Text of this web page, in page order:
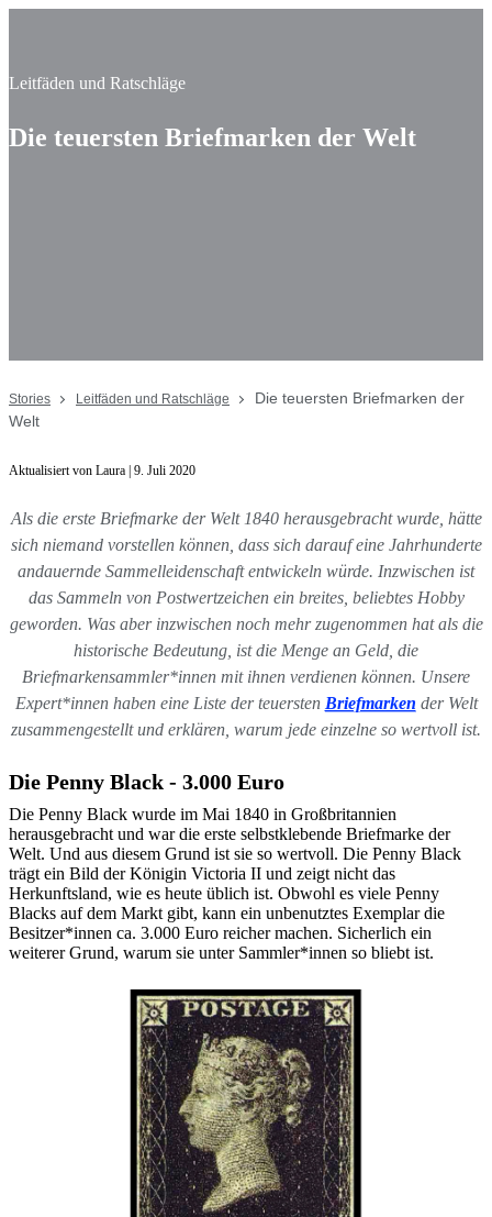
Leitfäden und Ratschläge
Die teuersten Briefmarken der Welt
Stories Leitfäden und Ratschläge
Die teuersten Briefmarken der
Welt
Aktualisiert von Laura | 9. Juli 2020
Als die erste Briefmarke der Welt 1840 herausgebracht wurde, hätte
sich niemand vorstellen können, dass sich darauf eine Jahrhunderte
andauernde Sammelleidenschaft entwickeln würde. Inzwischen ist
das Sammeln von Postwertzeichen ein breites, beliebtes Hobby
geworden. Was aber inzwischen noch mehr zugenommen hat als die
historische Bedeutung, ist die Menge an Geld, die
Briefmarkensammler*innen mit ihnen verdienen können. Unsere
Expert*innen haben eine Liste der teuersten Briefmarken der Welt
zusammengestellt und erklären, warum jede einzelne so wertvoll ist.
Die Penny Black - 3.000 Euro
Die Penny Black wurde im Mai 1840 in Großbritannien
herausgebracht und war die erste selbstklebende Briefmarke der
Welt. Und aus diesem Grund ist sie so wertvoll. Die Penny Black
trägt ein Bild der Königin Victoria II und zeigt nicht das
Herkunftsland, wie es heute üblich ist. Obwohl es viele Penny
Blacks auf dem Markt gibt, kann ein unbenutztes Exemplar die
Besitzer*innen ca. 3.000 Euro reicher machen. Sicherlich ein
weiterer Grund, warum sie unter Sammler*innen so bliebt ist.